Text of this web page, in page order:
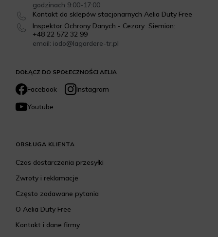
DOŁĄCZ DO SPOŁECZNOŚCI AELIA
Facebook
Instagram
Youtube
godzinach 9:00-17:00
Kontakt do sklepów stacjonarnych Aelia Duty Free
Inspektor Ochrony Danych - Cezary Siemion:
+48 22 572 32 99
email: iodo@lagardere-tr.pl
OBSŁUGA KLIENTA
Czas dostarczenia przesyłki
Zwroty i reklamacje
Często zadawane pytania
O Aelia Duty Free
Kontakt i dane firmy